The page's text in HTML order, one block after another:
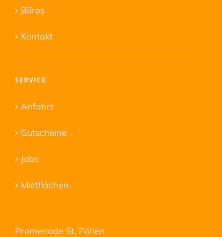
Büros
Kontakt
SERVICE
Anfahrt
Gutscheine
Jobs
Mietflächen
Promenade St. Pölten